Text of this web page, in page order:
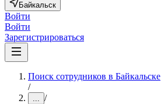
Байкальск
Войти
Войти
Зарегистрироваться
Поиск сотрудников в Байкальске
/
... /